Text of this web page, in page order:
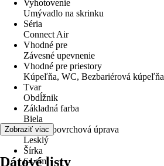
Vyhotovenie
Umývadlo na skrinku
Séria
Connect Air
Vhodné pre
Závesné upevnenie
Vhodné pre priestory
Kúpeľňa, WC, Bezbariérová kúpeľňa
Tvar
Obdĺžnik
Základná farba
Biela
Povrch/povrchová úprava
Lesklý
Šírka
64 cm
Zobraziť viac
Dátové listy